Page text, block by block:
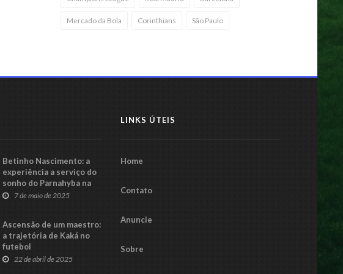
Mercado da Bola Corinthians São Paulo
Betinho Nascimento: a
experiência a serviço do
sonho do Parnahyba na
Série C
7 de maio de 2025
Ascensão de um maestro:
a trajetória de Kaká no
futebol
22 de abril de 2025
LINKS ÚTEIS
Home
Contato
Anuncie
Sobre